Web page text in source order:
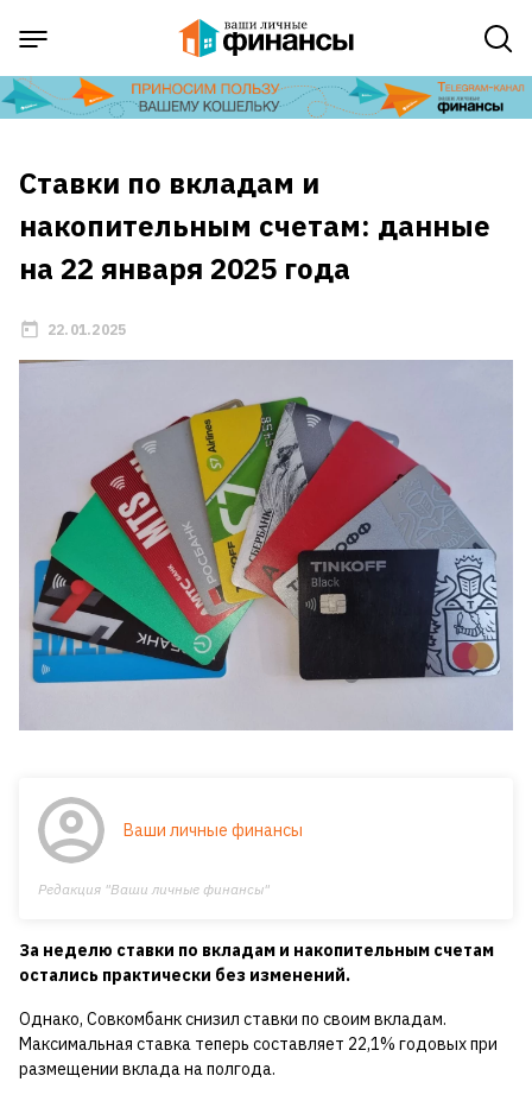
Ставки по вкладам и
накопительным счетам: данные
на 22 января 2025 года
22.01.2025
Ваши личные финансы
Редакция "Ваши личные финансы"
За неделю ставки по вкладам и накопительным счетам
остались практически без изменений.
Однако, Совкомбанк снизил ставки по своим вкладам.
Максимальная ставка теперь составляет 22,1% годовых при
размещении вклада на полгода.